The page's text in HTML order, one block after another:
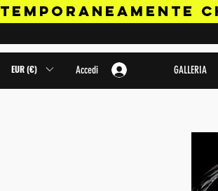
TEMPORANEAMENTE
Accedi GALLERIA
EUR (€)